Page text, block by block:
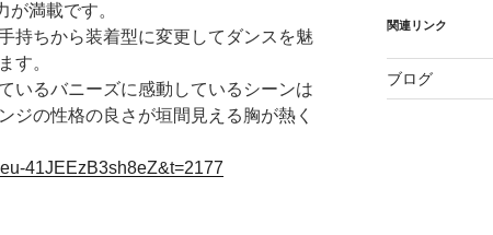
満載です。
持ちから装着型に変更してダンスを魅
す。
いるバニーズに感動しているシーンは
ジの性格の良さが垣間見える胸が熱く
41JEEzB3sh8eZ&t=2177
関連リンク
ブログ